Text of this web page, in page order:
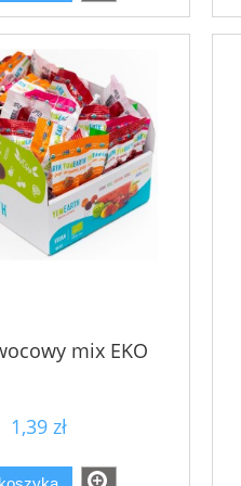
mix EKO
1,39 zł